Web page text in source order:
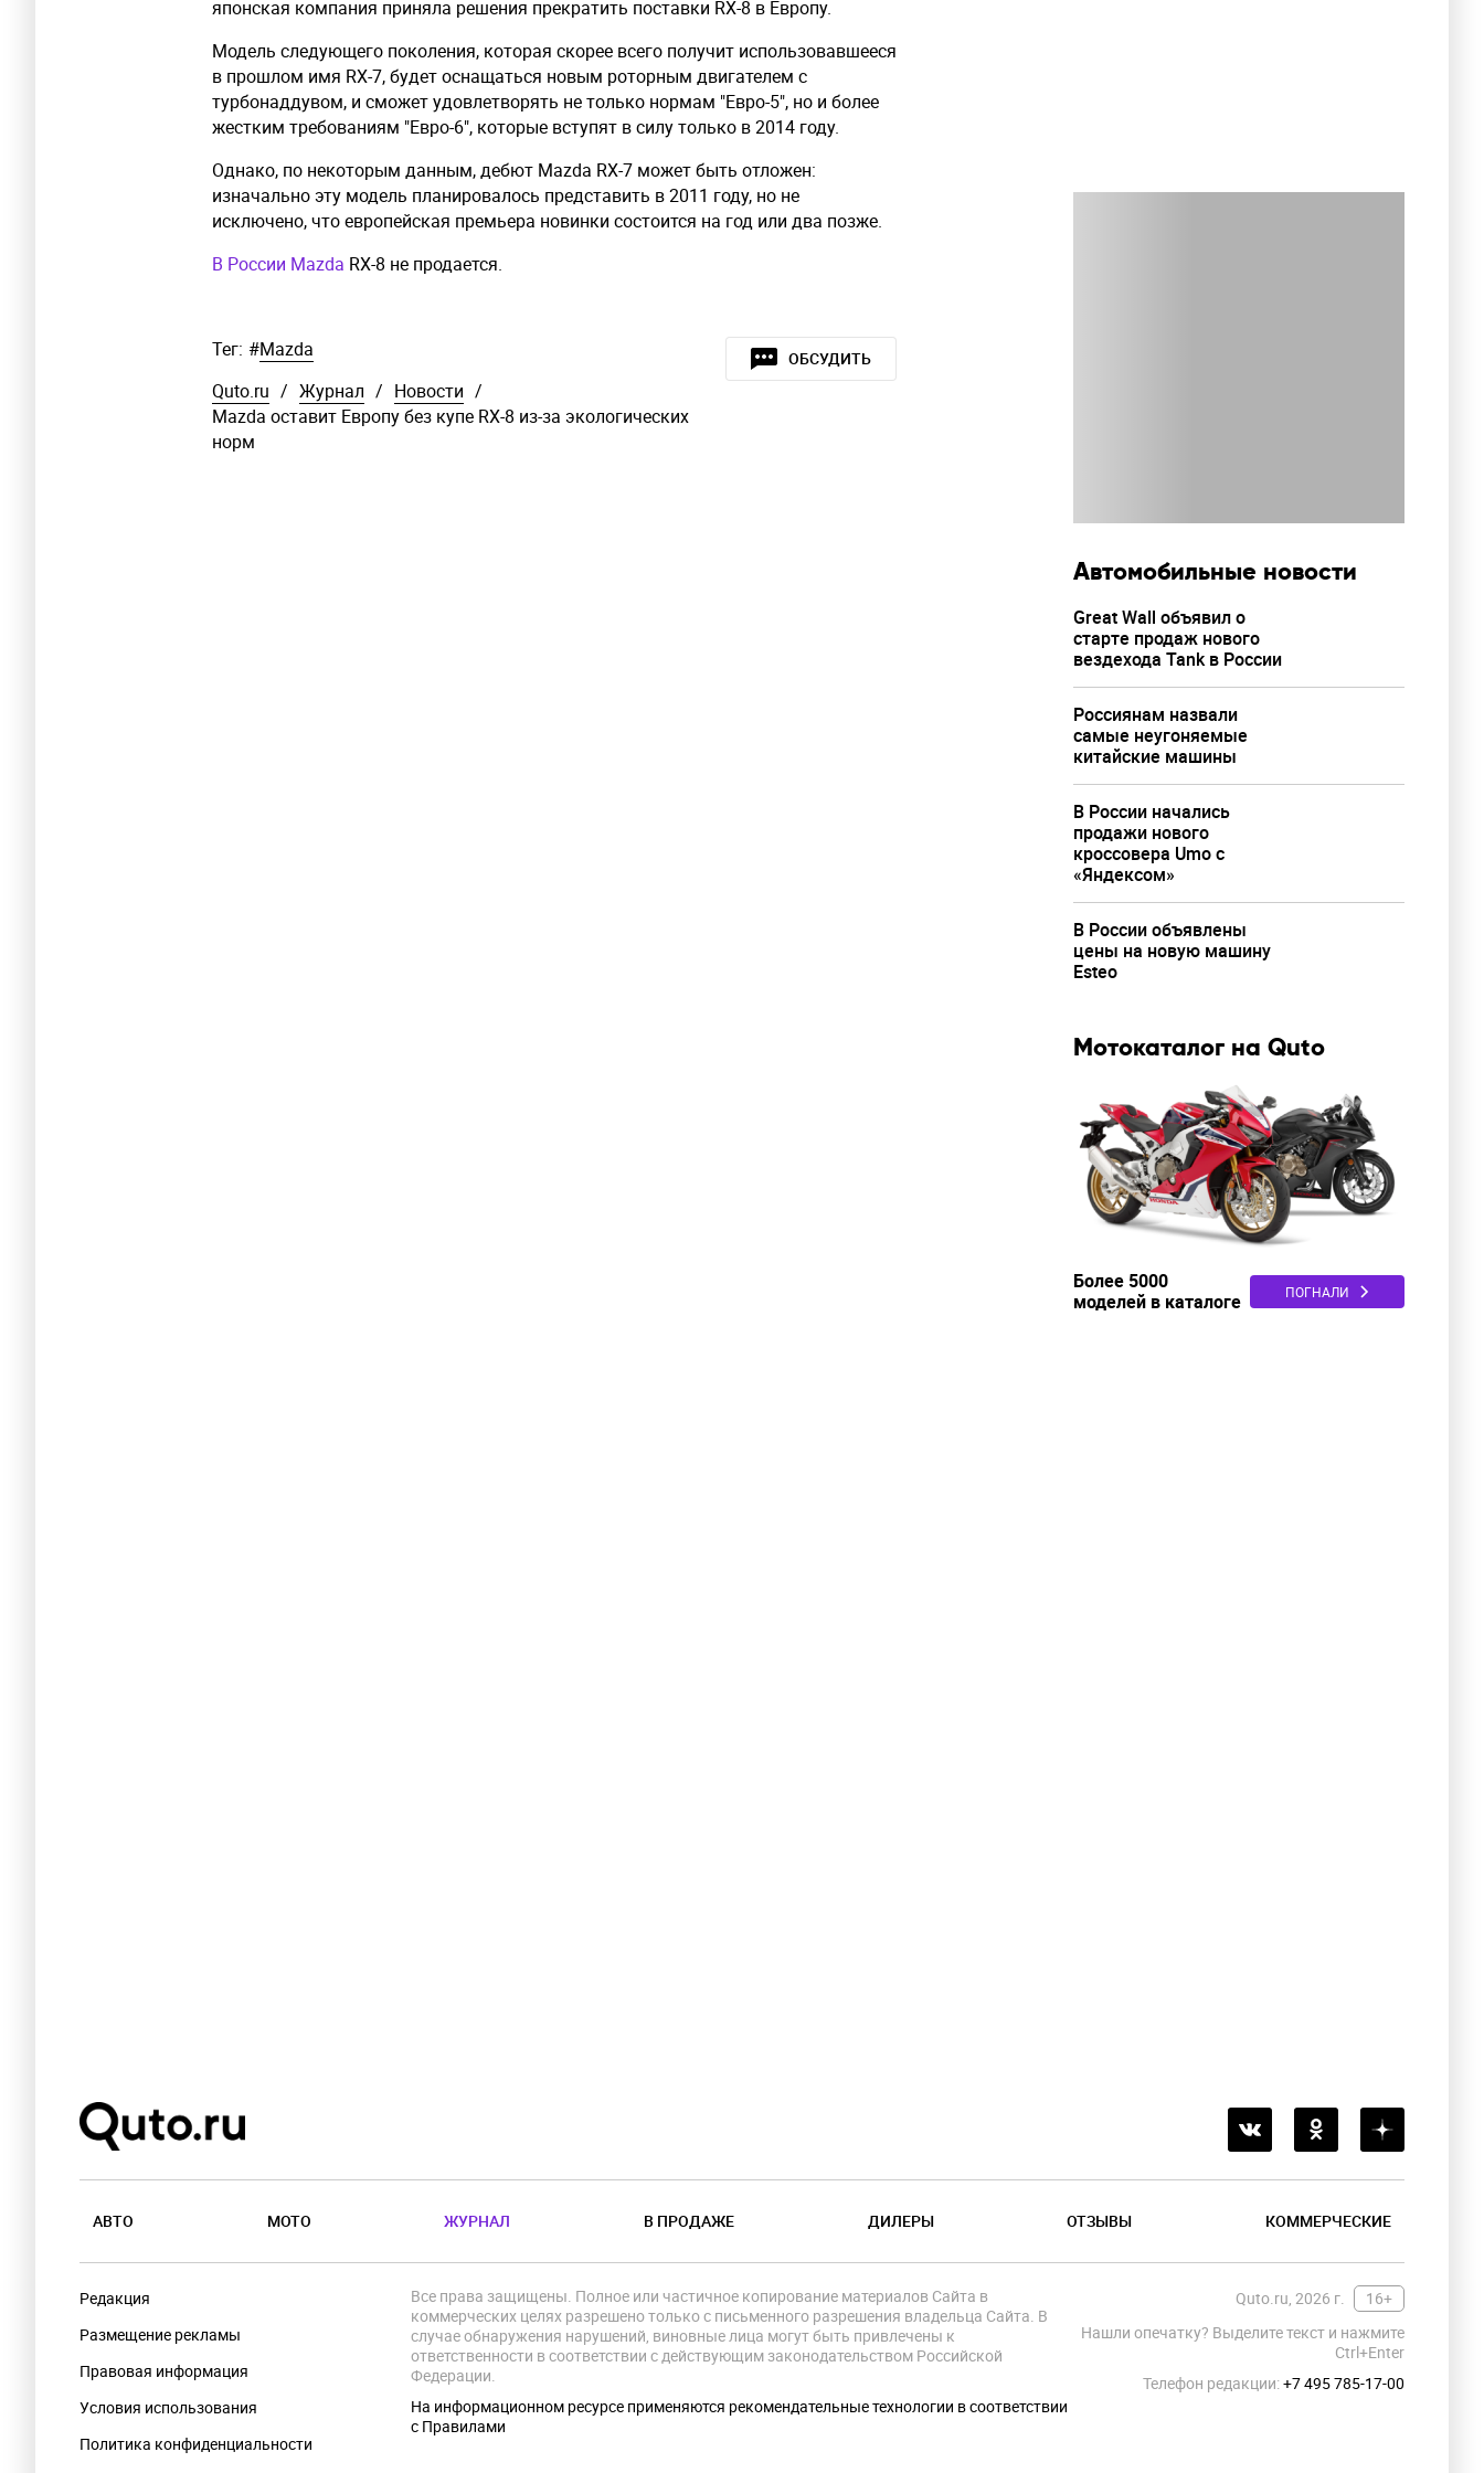
японская компания приняла решения прекратить поставки RX-8 в Европу.
Модель следующего поколения, которая скорее всего получит использовавшееся
в прошлом имя RX-7, будет оснащаться новым роторным двигателем с
турбонаддувом, и сможет удовлетворять не только нормам "Евро-5", но и более
жестким требованиям "Евро-6", которые вступят в силу только в 2014 году.
Однако, по некоторым данным, дебют Mazda RX-7 может быть отложен:
изначально эту модель планировалось представить в 2011 году, но не
исключено, что европейская премьера новинки состоится на год или два позже.
В России Mazda RX-8 не продается.
ОБСУДИТЬ
Тег: #Mazda
Quto.ru / Журнал / Новости /
Mazda оставит Европу без купе RX-8 из-за экологических
норм
Автомобильные новости
Great Wall объявил о
старте продаж нового
вездехода Tank в России
Россиянам назвали
самые неугоняемые
китайские машины
В России начались
продажи нового
кроссовера Umo с
«Яндексом»
В России объявлены
цены на новую машину
Esteo
Мотокаталог на Quto
Более 5000
моделей в каталоге
ПОГНАЛИ
АВТО МОТО ЖУРНАЛ В ПРОДАЖЕ ДИЛЕРЫ ОТЗЫВЫ КОММЕРЧЕСКИЕ
Редакция
Размещение рекламы
Правовая информация
Условия использования
Политика конфиденциальности
Quto.ru, 2026 г.
16+
Нашли опечатку? Выделите текст и нажмите
Ctrl+Enter
Телефон редакции:+7 495 785-17-00
Все права защищены. Полное или частичное копирование материалов Сайта в
коммерческих целях разрешено только с письменного разрешения владельца Сайта. В
случае обнаружения нарушений, виновные лица могут быть привлечены к
ответственности в соответствии с действующим законодательством Российской
Федерации.
На информационном ресурсе применяются рекомендательные технологии в соответствии
с Правилами